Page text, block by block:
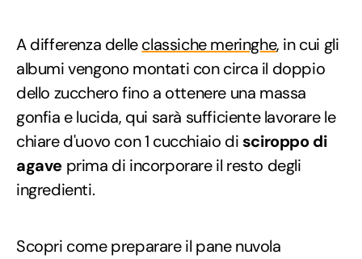
A differenza delleclassiche meringhe, in cui gli
albumi vengono montati con circa il doppio
dello zucchero fino a ottenere una massa
gonfia e lucida, qui sarà sufficiente lavorare le
chiare d'uovo con 1 cucchiaio di sciroppo di
agave prima di incorporare il resto degli
ingredienti.
Scopri come preparare il pane nuvola